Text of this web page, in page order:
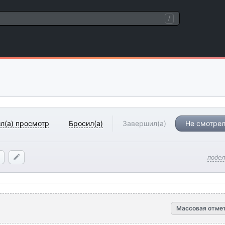
/
просмотр Бросил(а) Завершил(а) Не
Массовая